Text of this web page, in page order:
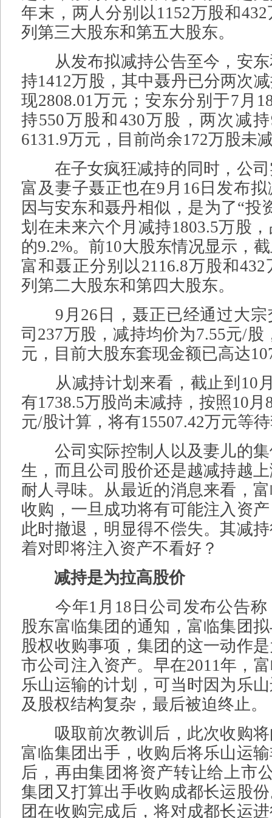
年末，两人分别以1152万股和
列第三大股东和第五大股东。
从发布拟减持公告至今，安东
持1412万股，其中聂丹已分两次
现2808.01万元；安东分别于7月
持550万股和430万股，两次减
6131.9万元，目前尚余172万股未
在子女疯狂减持的同时，公司
富及妻子聂正也在9月16日发布
因与安东和聂丹相似，是为了“投
划在未来六个月减持1803.5万股
的9.2%。前10大股东情况显示，
富和聂正分别以2116.8万股和
列第二大股东和第四大股东。
9月26日，聂正已经通过大宗
司237万股，减持均价为7.55元/股
元，目前大股东套现金额已高达
从减持计划来看，截止到10
有1738.5万股尚未减持，按照10月
元/股计算，将有15507.42万元等
公司实际控制人以及妻儿的集
生，而且公司股价还是越减持越
耐人寻味。从最近的消息来看，
收购，一旦成功将有可能注入资
此时撤退，明显得不偿失。其减
着对即将注入资产不看好？
减持是为拉高股价
今年1月18日公司发布公告称
股东富临集团的通知，富临集团
股权收购事项，集团的这一动作
市公司注入资产。早在2011年，
乐山运输的计划，可当时因为乐
及股权结构复杂，最后被迫终止。
吸取前次教训后，此次收购将
富临集团出手，收购后将乐山运
后，再由集团将资产转让给上市
集团又打算出手收购成都长运股
团在收购完成后，将对成都长运